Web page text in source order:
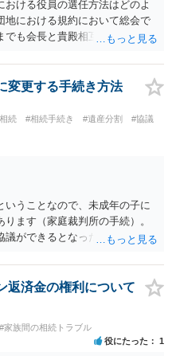
ける役員の選任方法はどのよ
地における規約において総会で
でも会長と貴殿相互間における
成立しています。当該団地にお
のであれば，貴殿と会長との合
変更する手続き方法
続 #相続手続き #遺産分割
#協議
うことなので、未成年の子に
ます（家庭裁判所の手続）。
議ができるとなったとしても、
です。 相続財産全体で、未成年
断しなければなりません。 単
分だからという理由では、法定
ができるというわけではあり
返済金の権利について
#家族間の相続トラブル
役にたった 1